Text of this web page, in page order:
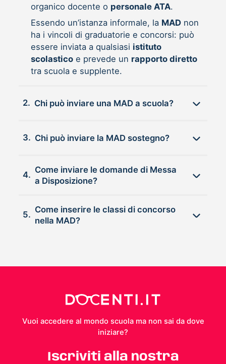
organico docente o personale ATA.
Essendo un’istanza informale, la MADnon
ha i vincoli di graduatorie e concorsi: può
essere inviata a qualsiasi istituto
scolasticoe prevede un rapporto diretto
tra scuola e supplente.
2. Chi può inviare una MAD a scuola?
3. Chi può inviare la MAD sostegno?
4.
Come inviare le domande di Messa
a Disposizione?
5.
Come inserire le classi di concorso
nella MAD?
Vuoi accedere al mondo scuola ma non sai da dove
iniziare?
Iscriviti alla nostra